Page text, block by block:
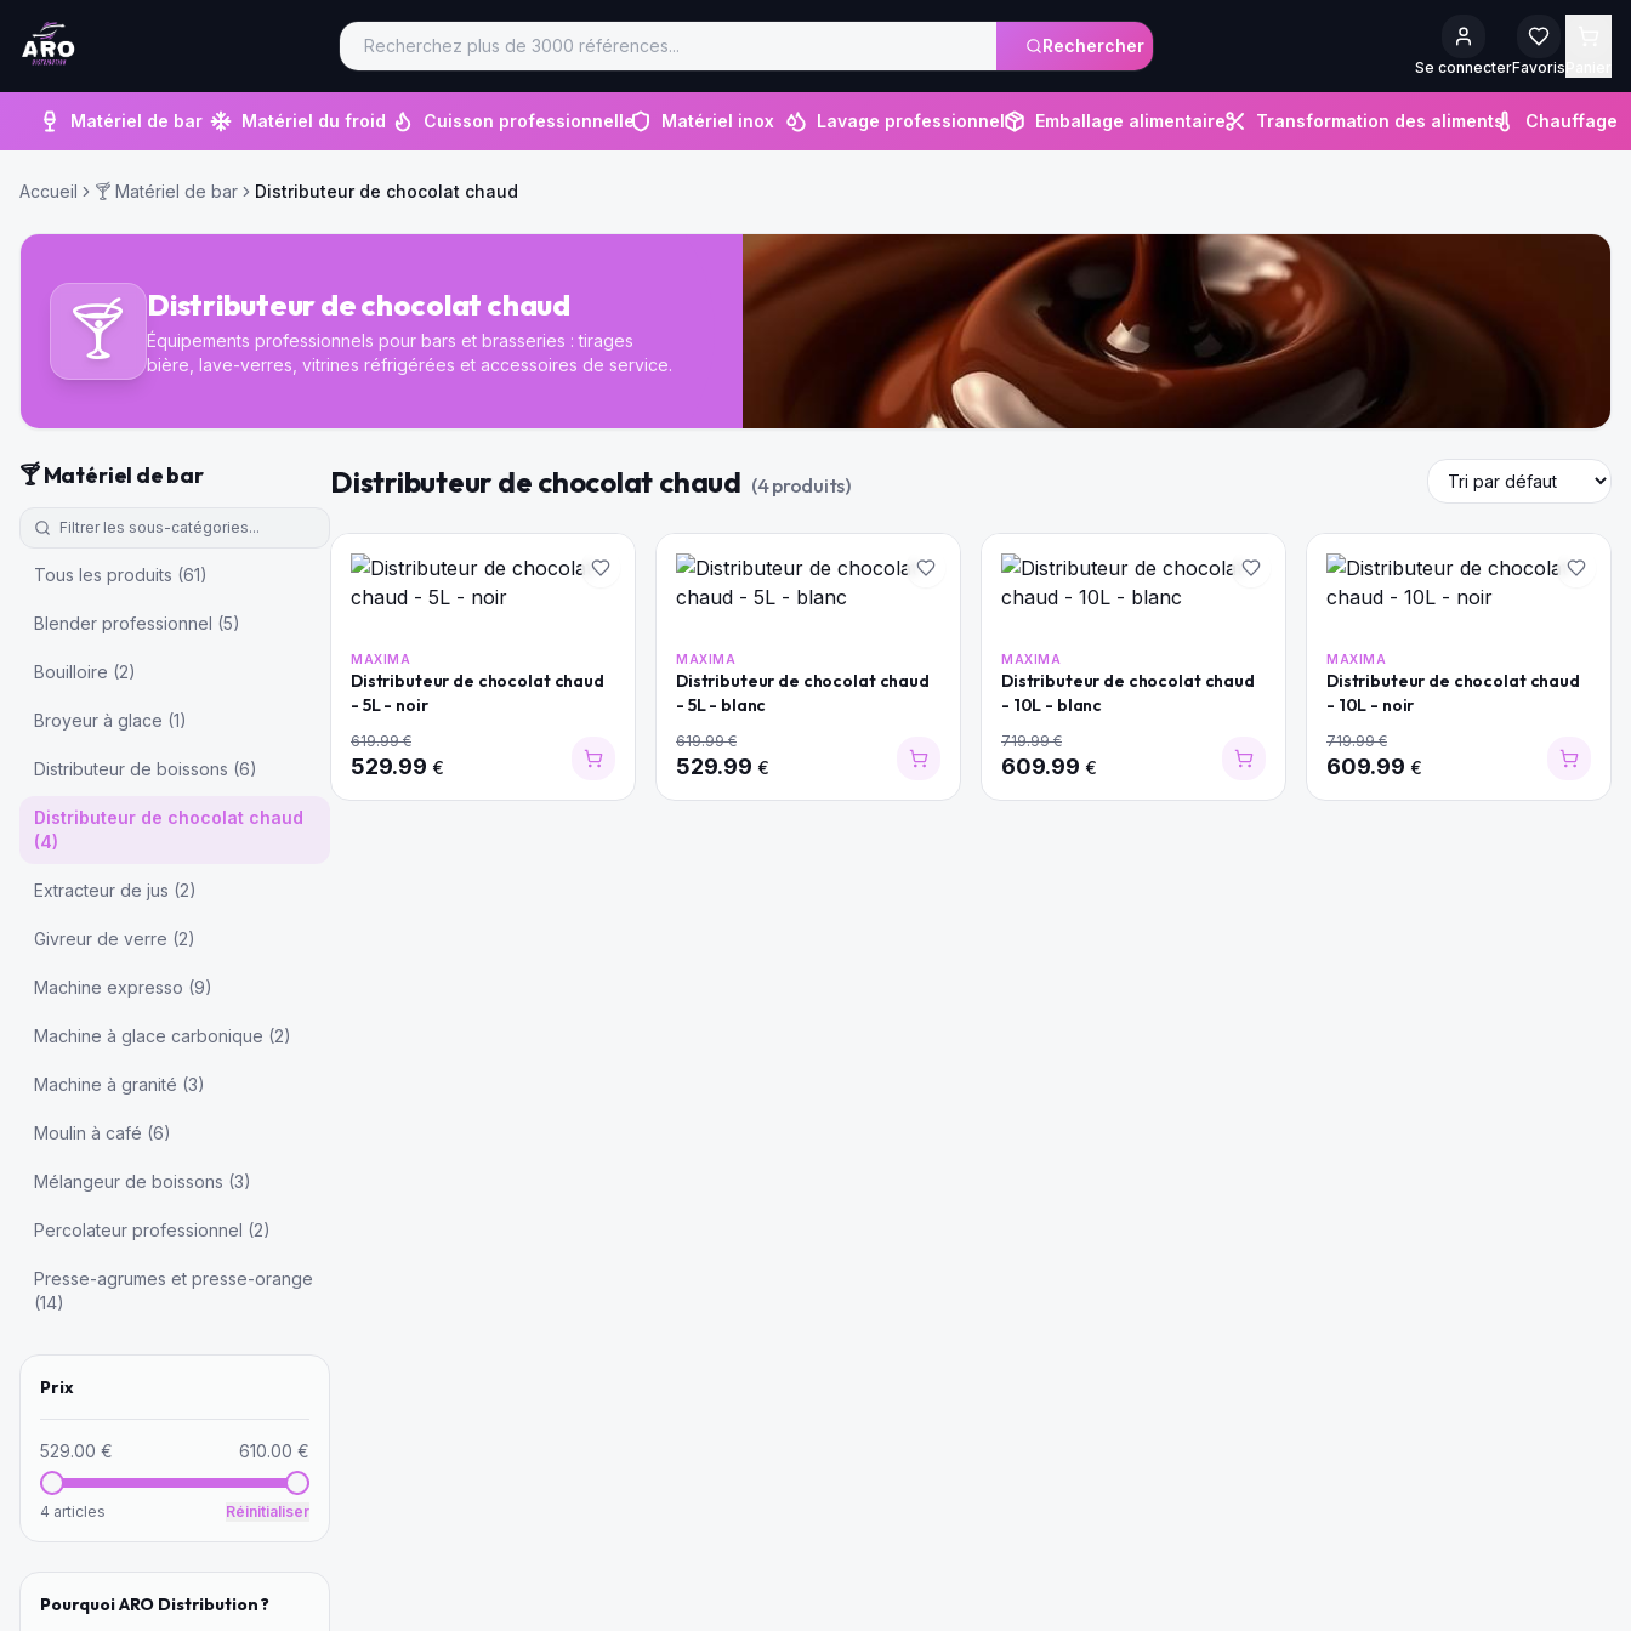
Rechercher
Se connecterFavoris
Matériel de bar Matériel du froid Cuisson professionnelle Matériel inox Lavage professionnel Emballage alimentaire Transformation des aliments Chauffage
Accueil 🍸 Matériel de bar Distributeur de chocolat chaud
🍸 Distributeur de chocolat chaud
Équipements professionnels pour bars et brasseries : tirages
bière, lave-verres, vitrines réfrigérées et accessoires de service.
🍸Matériel de bar
Tous les produits (61)
Blender professionnel (5)
Bouilloire (2)
Broyeur à glace (1)
Distributeur de boissons (6)
Distributeur de chocolat chaud
(4)
Extracteur de jus (2)
Givreur de verre (2)
Machine expresso (9)
Machine à glace carbonique (2)
Machine à granité (3)
Moulin à café (6)
Mélangeur de boissons (3)
Percolateur professionnel (2)
Presse-agrumes et presse-orange
(14)
Prix
529.00 € 610.00 €
4 articles Réinitialiser
Pourquoi ARO Distribution ?
Distributeur de chocolat chaud (4produits)
MAXIMA
Distributeur de chocolat chaud
- 5L - noir
619.99€
529.99 €
MAXIMA
Distributeur de chocolat chaud
- 5L - blanc
619.99€
529.99 €
MAXIMA
Distributeur de chocolat chaud
- 10L - blanc
719.99€
609.99 €
MAXIMA
Distributeur de chocolat chaud
- 10L - noir
719.99€
609.99 €